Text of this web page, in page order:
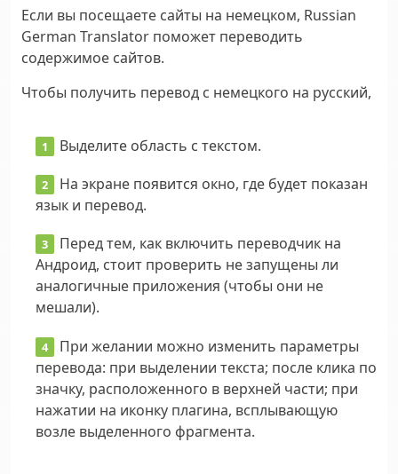
Если вы посещаете сайты на немецком, Russian
German Translator поможет переводить
содержимое сайтов.
Чтобы получить перевод с немецкого на русский,
Выделите область с текстом.
На экране появится окно, где будет показан
язык и перевод.
Перед тем, как включить переводчик на
Андроид, стоит проверить не запущены ли
аналогичные приложения (чтобы они не
мешали).
При желании можно изменить параметры
перевода: при выделении текста; после клика по
значку, расположенного в верхней части; при
нажатии на иконку плагина, всплывающую
возле выделенного фрагмента.